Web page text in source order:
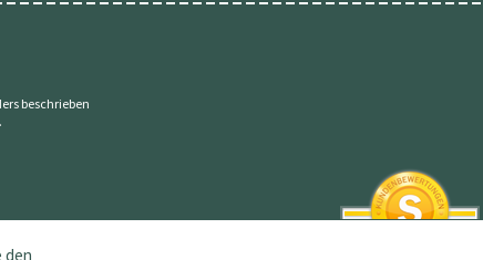
beschrieben
den